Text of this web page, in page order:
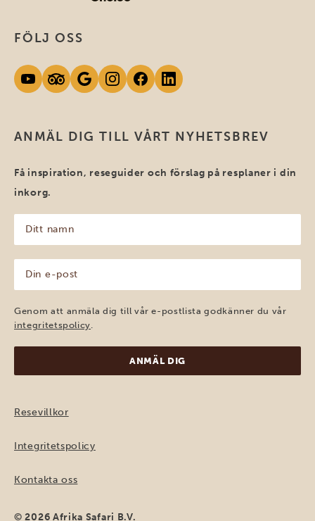
ANMÄL DIG TILL VÅRT NYHETSBREV
Få inspiration, reseguider och förslag på resplaner i din
inkorg.
namn
(Obligatoriskt)
post
(Obligatoriskt)
Genom att anmäla dig till vår e-postlista godkänner du vår
integritetspolicy.
FÖLJ OSS
Resevillkor
Integritetspolicy
Kontakta oss
© 2026 Afrika Safari B.V.